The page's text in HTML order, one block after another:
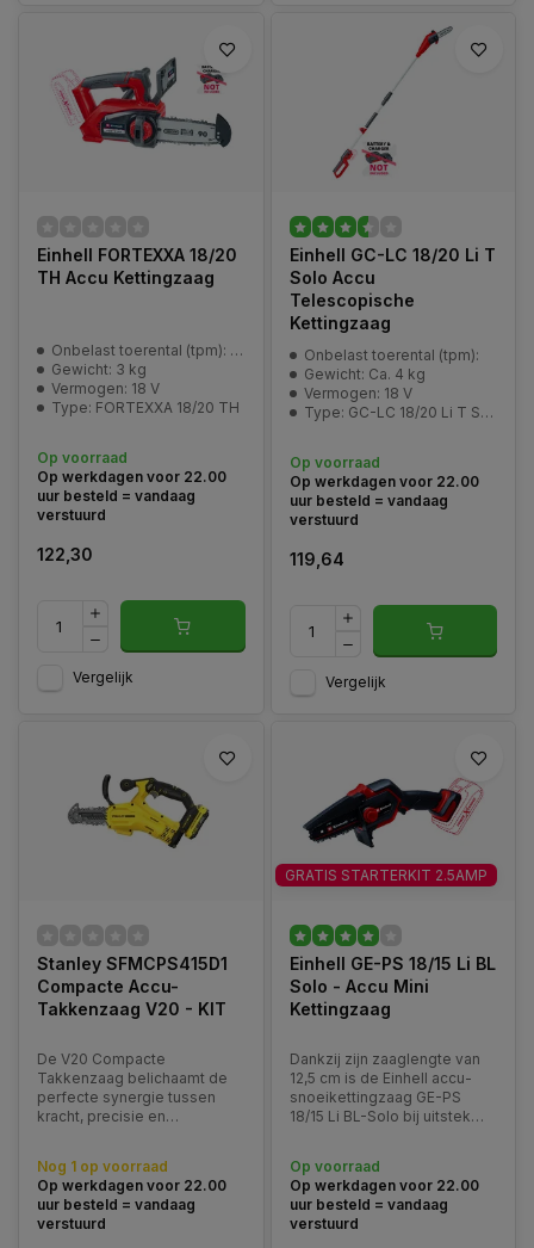
Einhell FORTEXXA 18/20
TH Accu Kettingzaag
Onbelast toerental (tpm): 3800 min^-1
Gewicht: 3 kg
Vermogen: 18 V
Type: FORTEXXA 18/20 TH
Op voorraad
Op werkdagen voor 22.00
uur besteld = vandaag
verstuurd
122,30
Vergelijk
Einhell GC-LC 18/20 Li T
Solo Accu
Telescopische
Kettingzaag
Onbelast toerental (tpm):
Gewicht: Ca. 4 kg
Vermogen: 18 V
Type: GC-LC 18/20 Li T Solo
Op voorraad
Op werkdagen voor 22.00
uur besteld = vandaag
verstuurd
119,64
Vergelijk
Stanley SFMCPS415D1
Compacte Accu-
Takkenzaag V20 - KIT
De V20 Compacte
Takkenzaag belichaamt de
perfecte synergie tussen
kracht, precisie en
gereedschap is voor
professionele gebruikers in
de tuin- en
landschapsindustrie.
Nog 1 op voorraad
Op werkdagen voor 22.00
uur besteld = vandaag
verstuurd
GRATIS STARTERKIT 2.5AMP
Einhell GE-PS 18/15 Li BL
Solo - Accu Mini
Kettingzaag
Dankzij zijn zaaglengte van
12,5 cm is de Einhell accu-
snoeikettingzaag GE-PS
18/15 Li BL-Solo bij uitstek
struiken.
Op voorraad
Op werkdagen voor 22.00
uur besteld = vandaag
verstuurd